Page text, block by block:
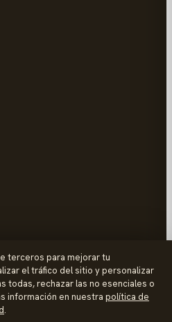
terceros para mejorar tu
el tráfico del sitio y personalizar
todas, rechazar las no esenciales o
información en nuestra política de
.